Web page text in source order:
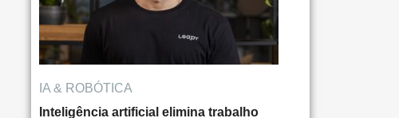
IA & ROBÓTICA
Inteligência artificial elimina trabalho